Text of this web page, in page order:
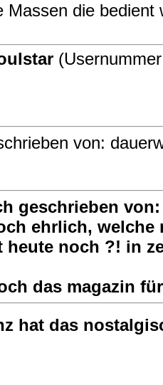
Massen die
von:
geschrieben
ehrlich, welche
heute noch ?! in
das magazin
hat das